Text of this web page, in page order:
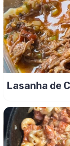
Lasanha de